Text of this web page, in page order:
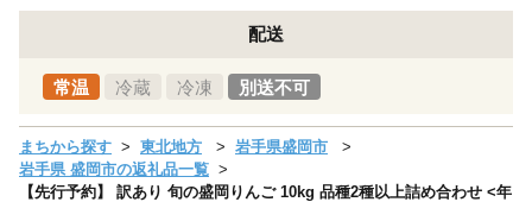
配送
常温 冷蔵 冷凍 別送不可
まちから探す 東北地方
岩手県盛岡市
岩手県 盛岡市の返礼品一覧
【先行予約】 訳あり 旬の盛岡りんご 10kg 品種2種以上詰め合わせ <年